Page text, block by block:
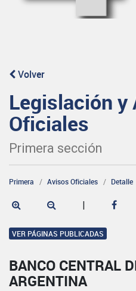
Volver
Legislación y
Oficiales
Primera sección
Primera Avisos Oficiales Detalle
|
VER PÁGINAS PUBLICADAS
BANCO CENTRAL
ARGENTINA